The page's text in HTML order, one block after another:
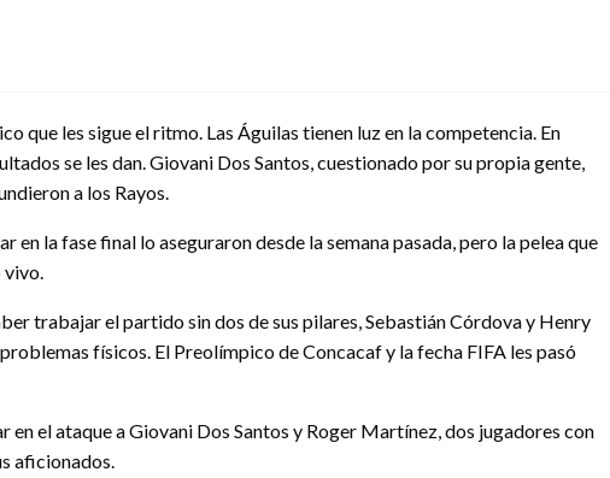
que les sigue el ritmo. Las Águilas tienen luz en la competencia. En
se les dan. Giovani Dos Santos, cuestionado por su propia gente,
a los Rayos.
en la fase final lo aseguraron desde la semana pasada, pero la pelea que
vivo.
trabajar el partido sin dos de sus pilares, Sebastián Córdova y Henry
físicos. El Preolímpico de Concacaf y la fecha FIFA les pasó
en el ataque a Giovani Dos Santos y Roger Martínez, dos jugadores con
aficionados.